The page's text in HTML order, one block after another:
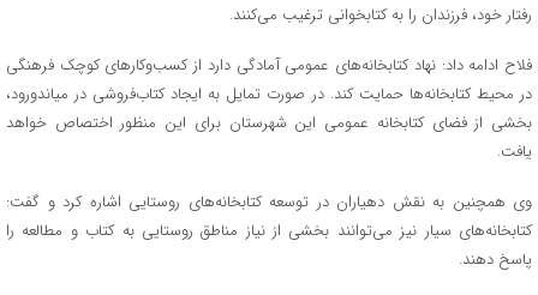
رفتار خود، فرزندان را به کتابخوانی ترغیب می‌کنند.
فلاح ادامه داد: نهاد کتابخانه‌های عمومی آمادگی دارد از کسب‌وکارهای کوچک فرهنگی
در محیط کتابخانه‌ها حمایت کند. در صورت تمایل به ایجاد کتاب‌فروشی در میاندورود،
بخشی از فضای کتابخانه عمومی این شهرستان برای این منظور اختصاص خواهد
یافت.
وی همچنین به نقش دهیاران در توسعه کتابخانه‌های روستایی اشاره کرد و گفت:
کتابخانه‌های سیار نیز می‌توانند بخشی از نیاز مناطق روستایی به کتاب و مطالعه را
پاسخ دهند.